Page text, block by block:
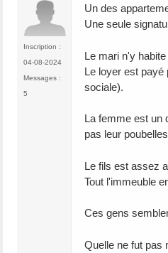
Inscription :
04-08-2024
Messages :
5
Un des
Une seule
Le mari n'y
Le loyer est payé
sociale).
La femme est un
pas leur
Le fils est assez
Tout l'immeuble
Ces gens
Quelle ne fut pas